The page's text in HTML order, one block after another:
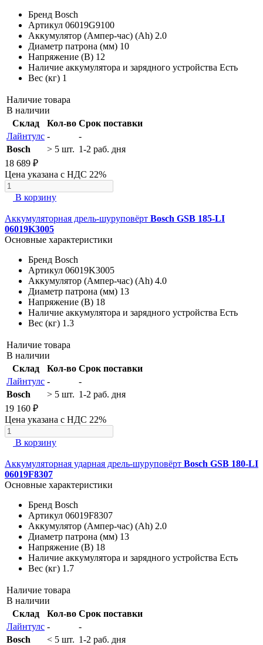
Бренд Bosch
Артикул 06019G9100
Аккумулятор (Ампер-час) (Ah) 2.0
Диаметр патрона (мм) 10
Напряжение (В) 12
Наличие аккумулятора и зарядного устройства Есть
Вес (кг) 1
Наличие товара
В наличии
Склад
Кол-во Срок поставки
Лайнтулс -
-
Bosch
> 5 шт. 1-2 раб. дня
18 689 ₽
Цена указана с НДС 22%
В корзину
Аккумуляторная дрель-шуруповёрт Bosch GSB 185-LI
06019K3005
Основные характеристики
Бренд Bosch
Артикул 06019K3005
Аккумулятор (Ампер-час) (Ah) 4.0
Диаметр патрона (мм) 13
Напряжение (В) 18
Наличие аккумулятора и зарядного устройства Есть
Вес (кг) 1.3
Наличие товара
В наличии
Склад
Кол-во Срок поставки
Лайнтулс -
-
Bosch
> 5 шт. 1-2 раб. дня
19 160 ₽
Цена указана с НДС 22%
В корзину
Аккумуляторная ударная дрель-шуруповёрт Bosch GSB 180-LI
06019F8307
Основные характеристики
Бренд Bosch
Артикул 06019F8307
Аккумулятор (Ампер-час) (Ah) 2.0
Диаметр патрона (мм) 13
Напряжение (В) 18
Наличие аккумулятора и зарядного устройства Есть
Вес (кг) 1.7
Наличие товара
В наличии
Склад
Кол-во Срок поставки
Лайнтулс -
-
Bosch
< 5 шт. 1-2 раб. дня